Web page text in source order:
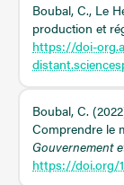
Boubal, C., Le
production et
https://doi-
Boubal, C.
Comprendre le
Gouvernement
https://doi.org/